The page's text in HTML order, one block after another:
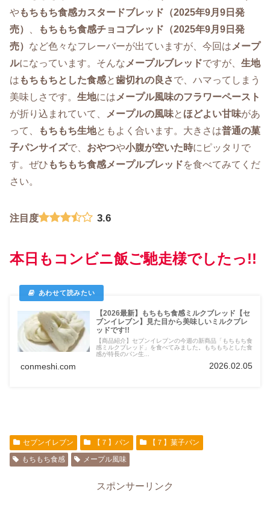
やもちもち食感カスタードブレッド（2025年9月9日発
売）
、
もちもち食感チョコブレッド（2025年9月9日発
売） など色々なフレーバーが出ていますが、今回はメープ
ルになっています。そんなメープルブレッドですが、 生地
は もちもちとした食感と歯切れの良さで、ハマってしまう
美味しさです。 生地にはメープル風味のフラワーペースト
が折り込まれていて、 メープルの風味と ほどよい甘味があ
って、
もちもち生地ともよく合います。大きさは普通の菓
子パンサイズで、 おやつや小腹が空いた時にピッタリで
す。ぜひ もちもち食感メープルブレッドを食べてみてくだ
さい。
注目度 3.6
本日もコンビニ飯ご馳走様でしたっ!!
【2026最新】もちもち食感ミルクブレッド【セ
ブンイレブン】見た目から美味しいミルクブレ
ッドです!!
【商品紹介】セブンイレブンの今週の新商品「もちもち食
感ミルクブレッド」を食べてみました。もちもちとした食
感が特長のパン生...
conmeshi.com 2026.02.05
セブンイレブン 【７】パン
【７】菓子パン
もちもち食感
メープル風味
スポンサーリンク